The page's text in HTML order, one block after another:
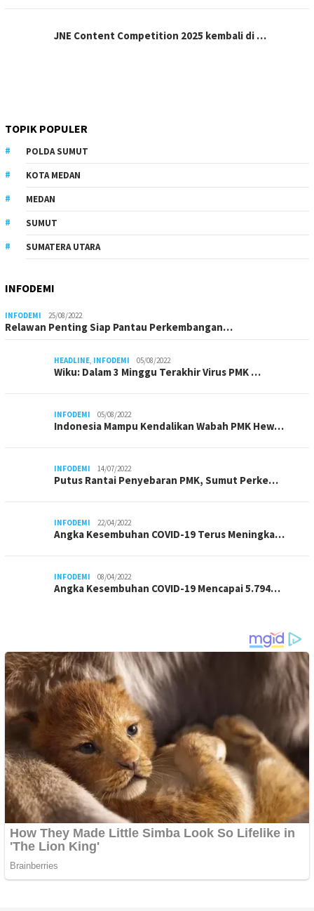
JNE Content Competition 2025 kembali di …
TOPIK POPULER
POLDA SUMUT
KOTA MEDAN
MEDAN
SUMUT
SUMATERA UTARA
INFODEMI
INFODEMI 25/08/2022
Relawan Penting Siap Pantau Perkembangan…
HEADLINE, INFODEMI 05/08/2022
Wiku: Dalam 3 Minggu Terakhir Virus PMK …
INFODEMI 05/08/2022
Indonesia Mampu Kendalikan Wabah PMK Hew…
INFODEMI 14/07/2022
Putus Rantai Penyebaran PMK, Sumut Perke…
INFODEMI 22/04/2022
Angka Kesembuhan COVID-19 Terus Meningka…
INFODEMI 08/04/2022
Angka Kesembuhan COVID-19 Mencapai 5.794…